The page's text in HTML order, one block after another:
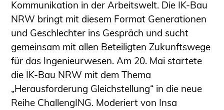
Geschützter Bereich
Informationen für Auftraggeber und
Verbraucher
Ingenieursuche (Mitglieder der IK-Bau
NRW)
Fachlisten
Bauherren-ABC
Kommunikation in der Arbeitswelt. Die IK-Bau
NRW bringt mit diesem Format Generationen
und Geschlechter ins Gespräch und sucht
gemeinsam mit allen Beteiligten Zukunftswege
für das Ingenieurwesen. Am 20. Mai startete
die IK-Bau NRW mit dem Thema
„Herausforderung Gleichstellung“ in die neue
Reihe ChallengING. Moderiert von Insa